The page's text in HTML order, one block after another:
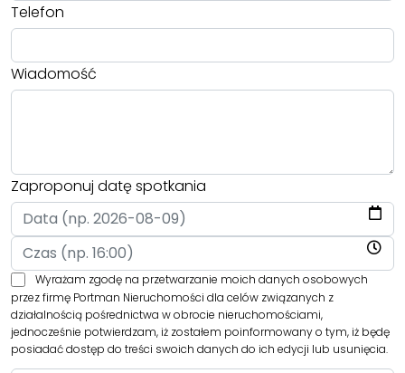
Telefon
Wiadomość
Zaproponuj datę spotkania
Wyrażam zgodę na przetwarzanie moich danych osobowych
przez firmę Portman Nieruchomości dla celów związanych z
działalnością pośrednictwa w obrocie nieruchomościami,
jednocześnie potwierdzam, iż zostałem poinformowany o tym, iż będę
posiadać dostęp do treści swoich danych do ich edycji lub usunięcia.